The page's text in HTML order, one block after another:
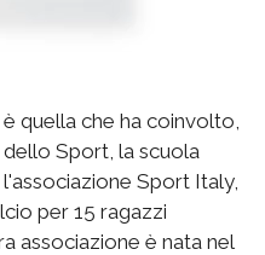
quella che ha coinvolto,
Sport, la scuola
Sport Italy,
per 15 ragazzi
associazione è nata nel